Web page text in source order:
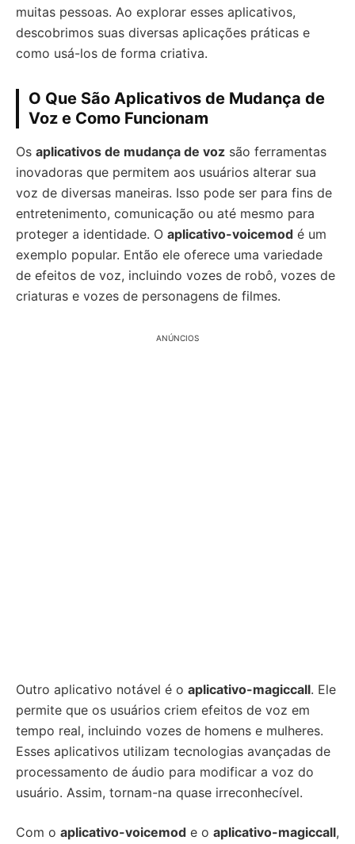
muitas pessoas. Ao explorar esses aplicativos,
descobrimos suas diversas aplicações práticas e
como usá-los de forma criativa.
O Que São Aplicativos de Mudança de
Voz e Como Funcionam
Os aplicativos de mudança de voz são ferramentas
inovadoras que permitem aos usuários alterar sua
voz de diversas maneiras. Isso pode ser para fins de
entretenimento, comunicação ou até mesmo para
proteger a identidade. O aplicativo-voicemod é um
exemplo popular. Então ele oferece uma variedade
de efeitos de voz, incluindo vozes de robô, vozes de
criaturas e vozes de personagens de filmes.
ANÚNCIOS
Outro aplicativo notável é o aplicativo-magiccall. Ele
permite que os usuários criem efeitos de voz em
tempo real, incluindo vozes de homens e mulheres.
Esses aplicativos utilizam tecnologias avançadas de
processamento de áudio para modificar a voz do
usuário. Assim, tornam-na quase irreconhecível.
Com o aplicativo-voicemod e o aplicativo-magiccall,